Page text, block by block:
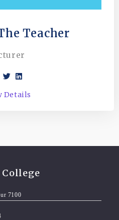
Teacher
Details
7100